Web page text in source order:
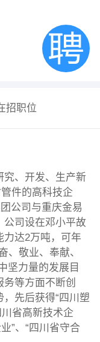
招职位
究、开发、生产新
件的高科技企
公司与重庆金易
公司设在邓小平故
达2万吨，可年
、敬业、奉献、
坚力量的发展目
等方面不断创
先后获得“四川塑
省高新技术企
”、“四川省守合